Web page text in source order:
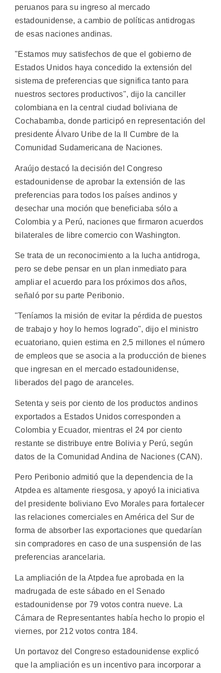
peruanos para su ingreso al mercado
estadounidense, a cambio de políticas antidrogas
de esas naciones andinas.
"Estamos muy satisfechos de que el gobierno de
Estados Unidos haya concedido la extensión del
sistema de preferencias que significa tanto para
nuestros sectores productivos", dijo la canciller
colombiana en la central ciudad boliviana de
Cochabamba, donde participó en representación del
presidente Álvaro Uribe de la II Cumbre de la
Comunidad Sudamericana de Naciones.
Araújo destacó la decisión del Congreso
estadounidense de aprobar la extensión de las
preferencias para todos los países andinos y
desechar una moción que beneficiaba sólo a
Colombia y a Perú, naciones que firmaron acuerdos
bilaterales de libre comercio con Washington.
Se trata de un reconocimiento a la lucha antidroga,
pero se debe pensar en un plan inmediato para
ampliar el acuerdo para los próximos dos años,
señaló por su parte Peribonio.
"Teníamos la misión de evitar la pérdida de puestos
de trabajo y hoy lo hemos logrado", dijo el ministro
ecuatoriano, quien estima en 2,5 millones el número
de empleos que se asocia a la producción de bienes
que ingresan en el mercado estadounidense,
liberados del pago de aranceles.
Setenta y seis por ciento de los productos andinos
exportados a Estados Unidos corresponden a
Colombia y Ecuador, mientras el 24 por ciento
restante se distribuye entre Bolivia y Perú, según
datos de la Comunidad Andina de Naciones (CAN).
Pero Peribonio admitió que la dependencia de la
Atpdea es altamente riesgosa, y apoyó la iniciativa
del presidente boliviano Evo Morales para fortalecer
las relaciones comerciales en América del Sur de
forma de absorber las exportaciones que quedarían
sin compradores en caso de una suspensión de las
preferencias arancelaria.
La ampliación de la Atpdea fue aprobada en la
madrugada de este sábado en el Senado
estadounidense por 79 votos contra nueve. La
Cámara de Representantes había hecho lo propio el
viernes, por 212 votos contra 184.
Un portavoz del Congreso estadounidense explicó
que la ampliación es un incentivo para incorporar a